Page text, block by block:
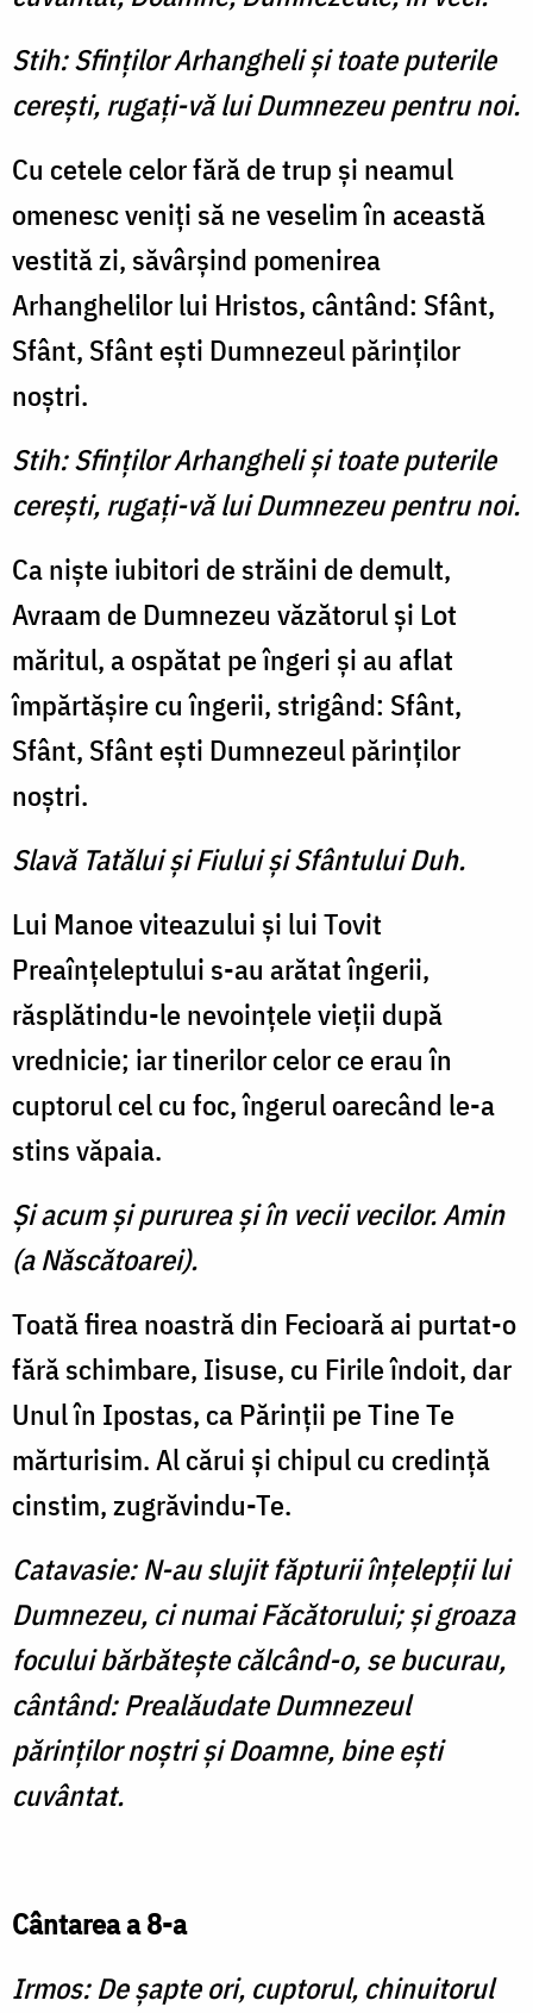
Stih: Sfinţilor Arhangheli şi toate puterile
cereşti, rugaţi-vă lui Dumnezeu pentru noi.
Cu cetele celor fără de trup şi neamul
omenesc veniţi să ne veselim în această
vestită zi, săvârşind pomenirea
Arhanghelilor lui Hristos, cântând: Sfânt,
Sfânt, Sfânt eşti Dumnezeul părinţilor
noştri.
Stih: Sfinţilor Arhangheli şi toate puterile
cereşti, rugaţi-vă lui Dumnezeu pentru noi.
Ca nişte iubitori de străini de demult,
Avraam de Dumnezeu văzătorul şi Lot
măritul, a ospătat pe îngeri şi au aflat
împărtăşire cu îngerii, strigând: Sfânt,
Sfânt, Sfânt eşti Dumnezeul părinţilor
noştri.
Slavă Tatălui şi Fiului şi Sfântului Duh.
Lui Manoe viteazului şi lui Tovit
Preaînţeleptului s-au arătat îngerii,
răsplătindu-le nevoinţele vieţii după
vrednicie; iar tinerilor celor ce erau în
cuptorul cel cu foc, îngerul oarecând le-a
stins văpaia.
Şi acum şi pururea şi în vecii vecilor. Amin
(a Născătoarei).
Toată firea noastră din Fecioară ai purtat-o
fără schimbare, Iisuse, cu Firile îndoit, dar
Unul în Ipostas, ca Părinţii pe Tine Te
mărturisim. Al cărui şi chipul cu credinţă
cinstim, zugrăvindu-Te.
Catavasie: N-au slujit făpturii înţelepţii lui
Dumnezeu, ci numai Făcătorului; şi groaza
focului bărbăteşte călcând-o, se bucurau,
cântând: Prealăudate Dumnezeul
părinţilor noştri şi Doamne, bine eşti
cuvântat.
Cântarea a 8-a
Irmos: De şapte ori, cuptorul, chinuitorul